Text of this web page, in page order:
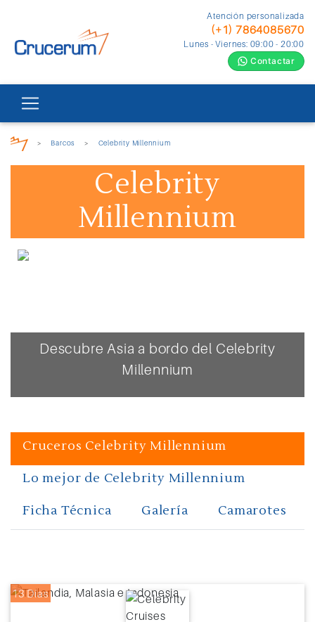
Atención personalizada
(+1) 7864085670
Lunes - Viernes: 09:00 - 20:00
Contactar
> Barcos > Celebrity Millennium
Celebrity
Millennium
Descubre Asia a bordo del Celebrity
Millennium
Cruceros Celebrity Millennium
Lo mejor de Celebrity Millennium
Ficha Técnica
Galería Camarotes
13 Días